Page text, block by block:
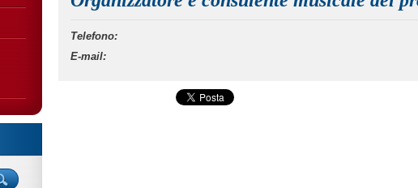
Telefono:
E-mail: